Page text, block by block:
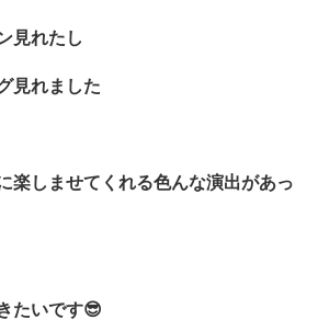
見れたし
見れました
楽しませてくれる色んな演出があっ
たいです😎